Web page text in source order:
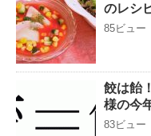
のレシ
85ビュー
餃は飴
様の今
83ビュー